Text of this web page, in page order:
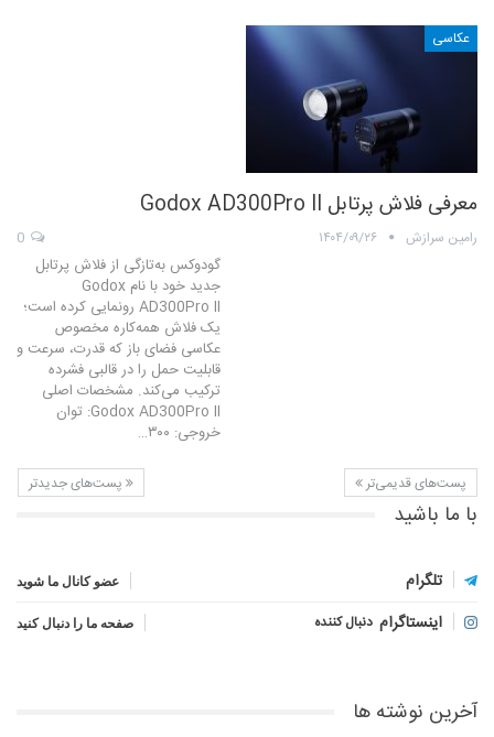
عکاسی
معرفی فلاش پرتابل Godox AD300Pro II
رامین سرازش ۱۴۰۴/۰۹/۲۶
گودوکس به‌تازگی از فلاش پرتابل
جدید خود با نام Godox
AD300Pro II رونمایی کرده است؛
یک فلاش همه‌کاره مخصوص
عکاسی فضای باز که قدرت، سرعت و
قابلیت حمل را در قالبی فشرده
ترکیب می‌کند. مشخصات اصلی
Godox AD300Pro II: توان
خروجی: ۳۰۰…
پست‌های قدیمی‌تر پست‌های جدیدتر
با ما باشید
تلگرام عضو کانال ما شوید
اینستاگرام دنبال کننده صفحه ما را دنبال کنید
آخرین نوشته ها